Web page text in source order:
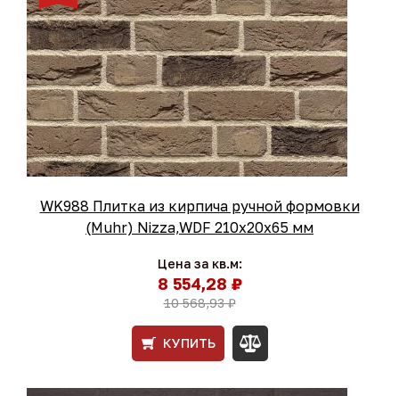
WK988 Плитка из кирпича ручной формовки
(Muhr) Nizza,WDF 210х20х65 мм
Цена за кв.м:
8 554,28 ₽
10 568,93 ₽
КУПИТЬ